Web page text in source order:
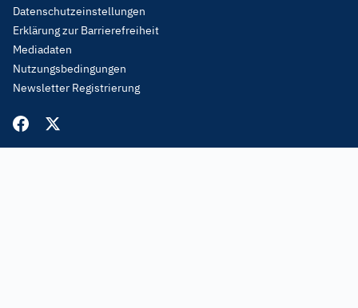
Legal
Datenschutzeinstellungen
Erklärung zur Barrierefreiheit
Mediadaten
Nutzungsbedingungen
Newsletter Registrierung